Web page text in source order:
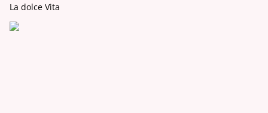
La dolce Vita